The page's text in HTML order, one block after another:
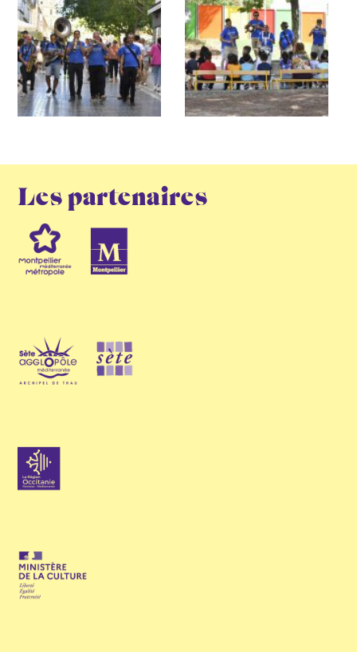
Les partenaires